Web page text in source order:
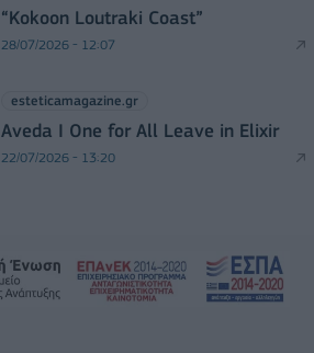
“Kokoon Loutraki Coast”
28/07/2026 - 12:07
esteticamagazine.gr
Aveda I One for All Leave in Elixir
22/07/2026 - 13:20